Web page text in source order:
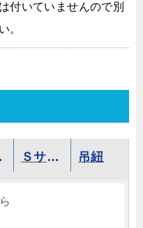
付いていませんので別
。
Ｓサイズ 吊紐